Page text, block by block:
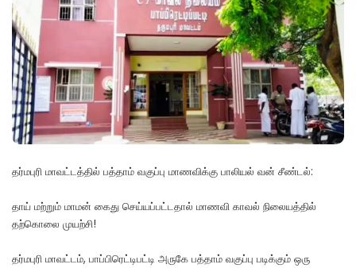
தர்மபுரி மாவட்டத்தில் பத்தாம் வகுப்பு மாணவிக்கு பாலியல் வன் சீண்டல்:
தாய் மற்றும் மாமன் கைது செய்யப்பட்டதால் மாணவி காவல் நிலையத்தில்
தற்கொலை முயற்சி!
தர்மபுரி மாவட்டம், பாப்பிரெட்டிபட்டி அருகே பத்தாம் வகுப்பு படிக்கும் ஒரு